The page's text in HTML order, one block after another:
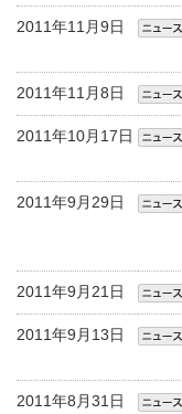
2011年11月9日
2011年11月8日
2011年10月17日
2011年9月29日
2011年9月21日
2011年9月13日
2011年8月31日